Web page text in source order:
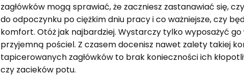
zagłówków mogą sprawiać, że zaczniesz zastanawiać się,
do odpoczynku po ciężkim dniu pracy i co ważniejsze, czy
komfort. Otóż jak najbardziej. Wystarczy tylko wyposażyć
przyjemną pościel. Z czasem docenisz nawet zalety takiej
tapicerowanych zagłówków to brak konieczności ich
czy zacieków potu.